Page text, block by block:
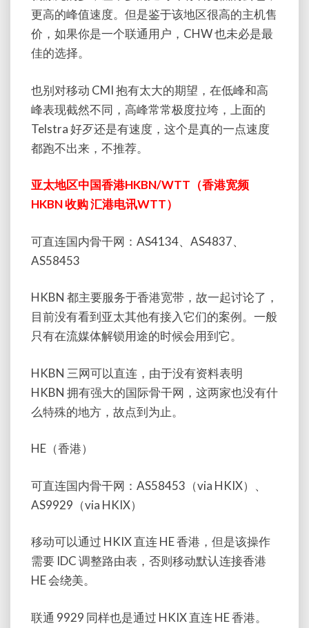
更高的峰值速度。但是鉴于该地区很高的主机售
价，如果你是一个联通用户，CHW 也未必是最
佳的选择。
也别对移动 CMI 抱有太大的期望，在低峰和高
峰表现截然不同，高峰常常极度拉垮，上面的
Telstra 好歹还是有速度，这个是真的一点速度
都跑不出来，不推荐。
亚太地区中国香港HKBN/WTT（香港宽频
HKBN 收购 汇港电讯WTT）
可直连国内骨干网：AS4134、AS4837、
AS58453
HKBN 都主要服务于香港宽带，故一起讨论了，
目前没有看到亚太其他有接入它们的案例。一般
只有在流媒体解锁用途的时候会用到它。
HKBN 三网可以直连，由于没有资料表明
HKBN 拥有强大的国际骨干网，这两家也没有什
么特殊的地方，故点到为止。
HE（香港）
可直连国内骨干网：AS58453（via HKIX）、
AS9929（via HKIX）
移动可以通过 HKIX 直连 HE 香港，但是该操作
需要 IDC 调整路由表，否则移动默认连接香港
HE 会绕美。
联通 9929 同样也是通过 HKIX 直连 HE 香港。